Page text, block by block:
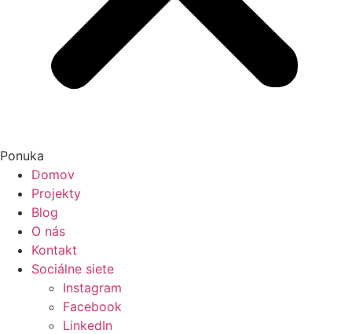
Ponuka
Domov
Projekty
Blog
O nás
Kontakt
Sociálne siete
Instagram
Facebook
LinkedIn